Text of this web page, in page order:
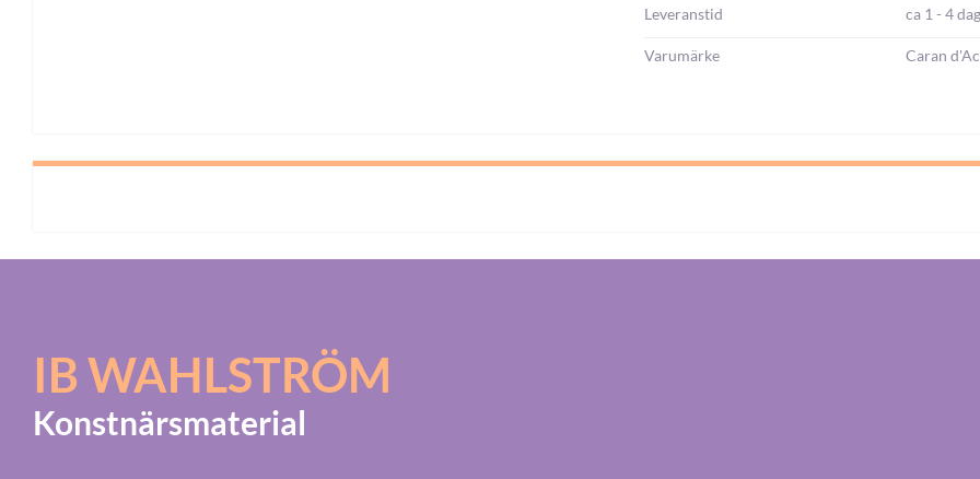
Leveranstid ca 1 - 4
Varumärke Caran
IB WAHLSTRÖM
Konstnärsmaterial